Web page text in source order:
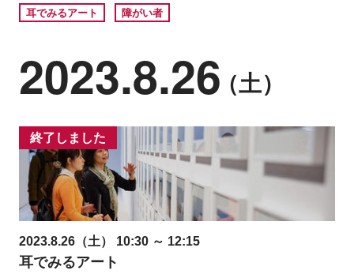
耳でみるアート 障がい者
2023.8.26（土）
終了しました
2023.8.26（土） 10:30 ～ 12:15
耳でみるアート